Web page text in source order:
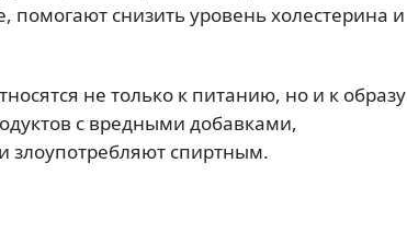
снизить уровень холестерина и
не только к питанию, но и к образу
с вредными добавками,
злоупотребляют спиртным.